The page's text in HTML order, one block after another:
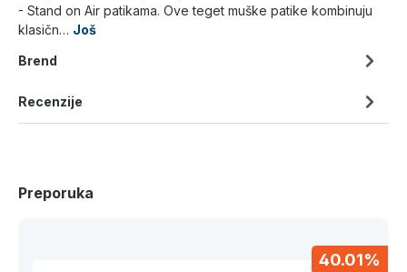
- Stand on Air patikama. Ove teget muške patike kombinuju
klasičn… Još
Brend
Recenzije
Preporuka
40.01%